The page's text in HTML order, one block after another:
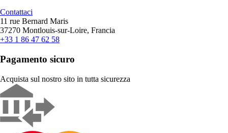
Contattaci
11 rue Bernard Maris
37270 Montlouis-sur-Loire, Francia
+33 1 86 47 62 58
Pagamento sicuro
Acquista sul nostro sito in tutta sicurezza